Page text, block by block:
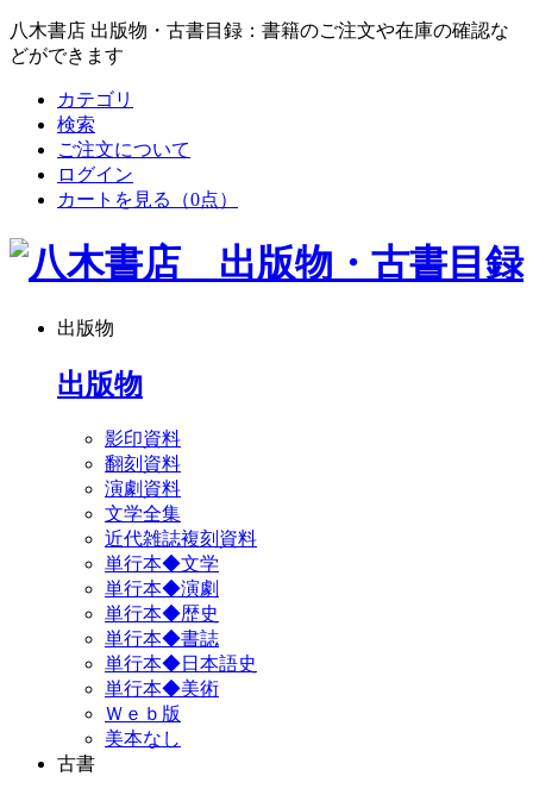
八木書店 出版物・古書目録：書籍のご注文や在庫の確認な
どができます
カテゴリ
検索
ご注文について
ログイン
カートを見る
（0点）
出版物
出版物
影印資料
翻刻資料
演劇資料
文学全集
近代雑誌複刻資料
単行本◆文学
単行本◆演劇
単行本◆歴史
単行本◆書誌
単行本◆日本語史
単行本◆美術
Ｗｅｂ版
美本なし
古書